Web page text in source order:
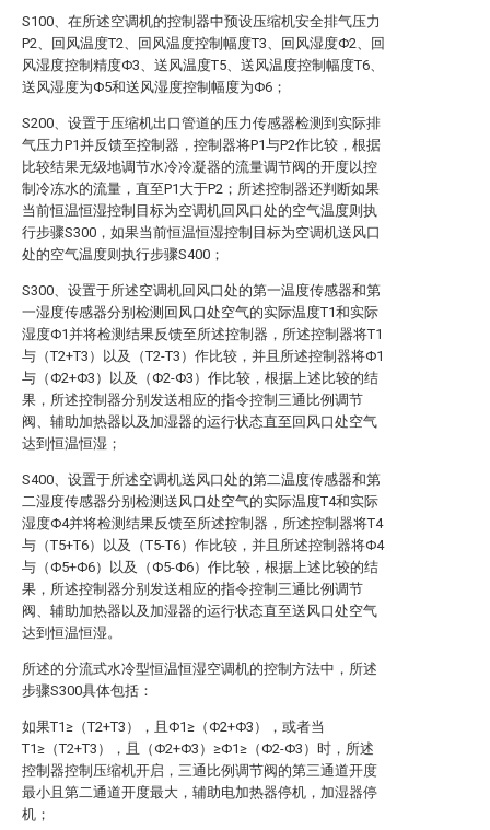
S100、在所述空调机的控制器中预设压缩机安全排气压力
P2、回风温度T2、回风温度控制幅度T3、回风湿度Φ2、回
风湿度控制精度Φ3、送风温度T5、送风温度控制幅度T6、
送风湿度为Φ5和送风湿度控制幅度为Φ6；
S200、设置于压缩机出口管道的压力传感器检测到实际排
气压力P1并反馈至控制器，控制器将P1与P2作比较，根据
比较结果无级地调节水冷冷凝器的流量调节阀的开度以控
制冷冻水的流量，直至P1大于P2；所述控制器还判断如果
当前恒温恒湿控制目标为空调机回风口处的空气温度则执
行步骤S300，如果当前恒温恒湿控制目标为空调机送风口
处的空气温度则执行步骤S400；
S300、设置于所述空调机回风口处的第一温度传感器和第
一湿度传感器分别检测回风口处空气的实际温度T1和实际
湿度Φ1并将检测结果反馈至所述控制器，所述控制器将T1
与（T2+T3）以及（T2-T3）作比较，并且所述控制器将Φ1
与（Φ2+Φ3）以及（Φ2-Φ3）作比较，根据上述比较的结
果，所述控制器分别发送相应的指令控制三通比例调节
阀、辅助加热器以及加湿器的运行状态直至回风口处空气
达到恒温恒湿；
S400、设置于所述空调机送风口处的第二温度传感器和第
二湿度传感器分别检测送风口处空气的实际温度T4和实际
湿度Φ4并将检测结果反馈至所述控制器，所述控制器将T4
与（T5+T6）以及（T5-T6）作比较，并且所述控制器将Φ4
与（Φ5+Φ6）以及（Φ5-Φ6）作比较，根据上述比较的结
果，所述控制器分别发送相应的指令控制三通比例调节
阀、辅助加热器以及加湿器的运行状态直至送风口处空气
达到恒温恒湿。
所述的分流式水冷型恒温恒湿空调机的控制方法中，所述
步骤S300具体包括：
如果T1≥（T2+T3），且Φ1≥（Φ2+Φ3），或者当
T1≥（T2+T3），且（Φ2+Φ3）≥Φ1≥（Φ2-Φ3）时，所述
控制器控制压缩机开启，三通比例调节阀的第三通道开度
最小且第二通道开度最大，辅助电加热器停机，加湿器停
机；